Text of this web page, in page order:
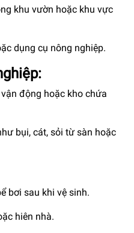
khu vườn hoặc khu vực
dụng cụ nông nghiệp.
động hoặc kho chứa
bụi, cát, sỏi từ sàn hoặc
bơi sau khi vệ sinh.
hiên nhà.